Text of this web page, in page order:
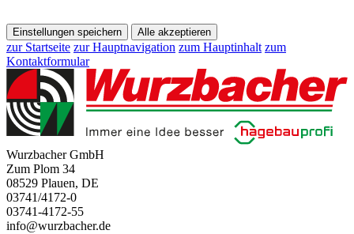
Einstellungen speichern Alle akzeptieren
zur Startseite zur Hauptnavigation zum Hauptinhalt zum
Kontaktformular
Wurzbacher GmbH
Zum Plom 34
08529 Plauen, DE
03741/4172-0
03741-4172-55
info@wurzbacher.de